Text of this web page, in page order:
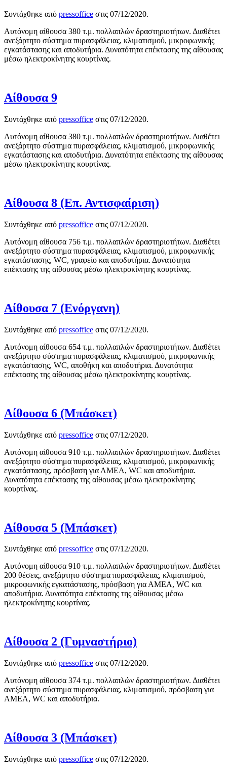
Συντάχθηκε από pressoffice στις 07/12/2020.
Αυτόνομη αίθουσα 380 τ.μ. πολλαπλών δραστηριοτήτων. Διαθέτει
ανεξάρτητο σύστημα πυρασφάλειας, κλιματισμού, μικροφωνικής
εγκατάστασης και αποδυτήρια. Δυνατότητα επέκτασης της αίθουσας
μέσω ηλεκτροκίνητης κουρτίνας.
Αίθουσα 9
Συντάχθηκε από pressoffice στις 07/12/2020.
Αυτόνομη αίθουσα 380 τ.μ. πολλαπλών δραστηριοτήτων. Διαθέτει
ανεξάρτητο σύστημα πυρασφάλειας, κλιματισμού, μικροφωνικής
εγκατάστασης και αποδυτήρια. Δυνατότητα επέκτασης της αίθουσας
μέσω ηλεκτροκίνητης κουρτίνας.
Αίθουσα 8 (Επ. Αντισφαίριση)
Συντάχθηκε από pressoffice στις 07/12/2020.
Αυτόνομη αίθουσα 756 τ.μ. πολλαπλών δραστηριοτήτων. Διαθέτει
ανεξάρτητο σύστημα πυρασφάλειας, κλιματισμού, μικροφωνικής
εγκατάστασης, WC, γραφείο και αποδυτήρια. Δυνατότητα
επέκτασης της αίθουσας μέσω ηλεκτροκίνητης κουρτίνας.
Αίθουσα 7 (Ενόργανη)
Συντάχθηκε από pressoffice στις 07/12/2020.
Αυτόνομη αίθουσα 654 τ.μ. πολλαπλών δραστηριοτήτων. Διαθέτει
ανεξάρτητο σύστημα πυρασφάλειας, κλιματισμού, μικροφωνικής
εγκατάστασης, WC, αποθήκη και αποδυτήρια. Δυνατότητα
επέκτασης της αίθουσας μέσω ηλεκτροκίνητης κουρτίνας.
Αίθουσα 6 (Μπάσκετ)
Συντάχθηκε από pressoffice στις 07/12/2020.
Αυτόνομη αίθουσα 910 τ.μ. πολλαπλών δραστηριοτήτων. Διαθέτει
ανεξάρτητο σύστημα πυρασφάλειας, κλιματισμού, μικροφωνικής
εγκατάστασης, πρόσβαση για ΑΜΕΑ, WC και αποδυτήρια.
Δυνατότητα επέκτασης της αίθουσας μέσω ηλεκτροκίνητης
κουρτίνας.
Αίθουσα 5 (Μπάσκετ)
Συντάχθηκε από pressoffice στις 07/12/2020.
Αυτόνομη αίθουσα 910 τ.μ. πολλαπλών δραστηριοτήτων. Διαθέτει
200 θέσεις, ανεξάρτητο σύστημα πυρασφάλειας, κλιματισμού,
μικροφωνικής εγκατάστασης, πρόσβαση για ΑΜΕΑ, WC και
αποδυτήρια. Δυνατότητα επέκτασης της αίθουσας μέσω
ηλεκτροκίνητης κουρτίνας.
Αίθουσα 2 (Γυμναστήριο)
Συντάχθηκε από pressoffice στις 07/12/2020.
Αυτόνομη αίθουσα 374 τ.μ. πολλαπλών δραστηριοτήτων. Διαθέτει
ανεξάρτητο σύστημα πυρασφάλειας, κλιματισμού, πρόσβαση για
ΑΜΕΑ, WC και αποδυτήρια.
Αίθουσα 3 (Μπάσκετ)
Συντάχθηκε από pressoffice στις 07/12/2020.